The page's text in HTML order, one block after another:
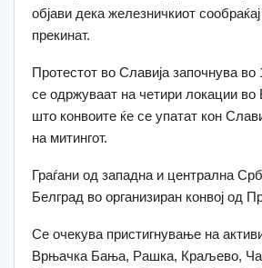
објави дека железничкиот
прекинат.
Протестот во Славија започнува
се одржуваат на четири локации во
што конвоите ќе се упатат кон
на митингот.
Граѓани од западна и централна
Белград во организиран конвој од
Се очекува пристигнување на
Врњачка Бања, Рашка, Краљево,